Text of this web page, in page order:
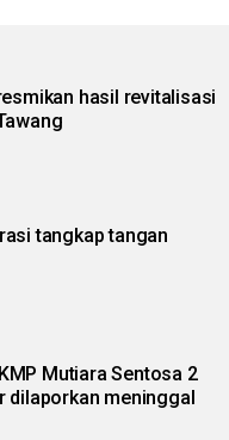
hasil revitalisasi
tangkap tangan
Mutiara Sentosa 2
dilaporkan meninggal